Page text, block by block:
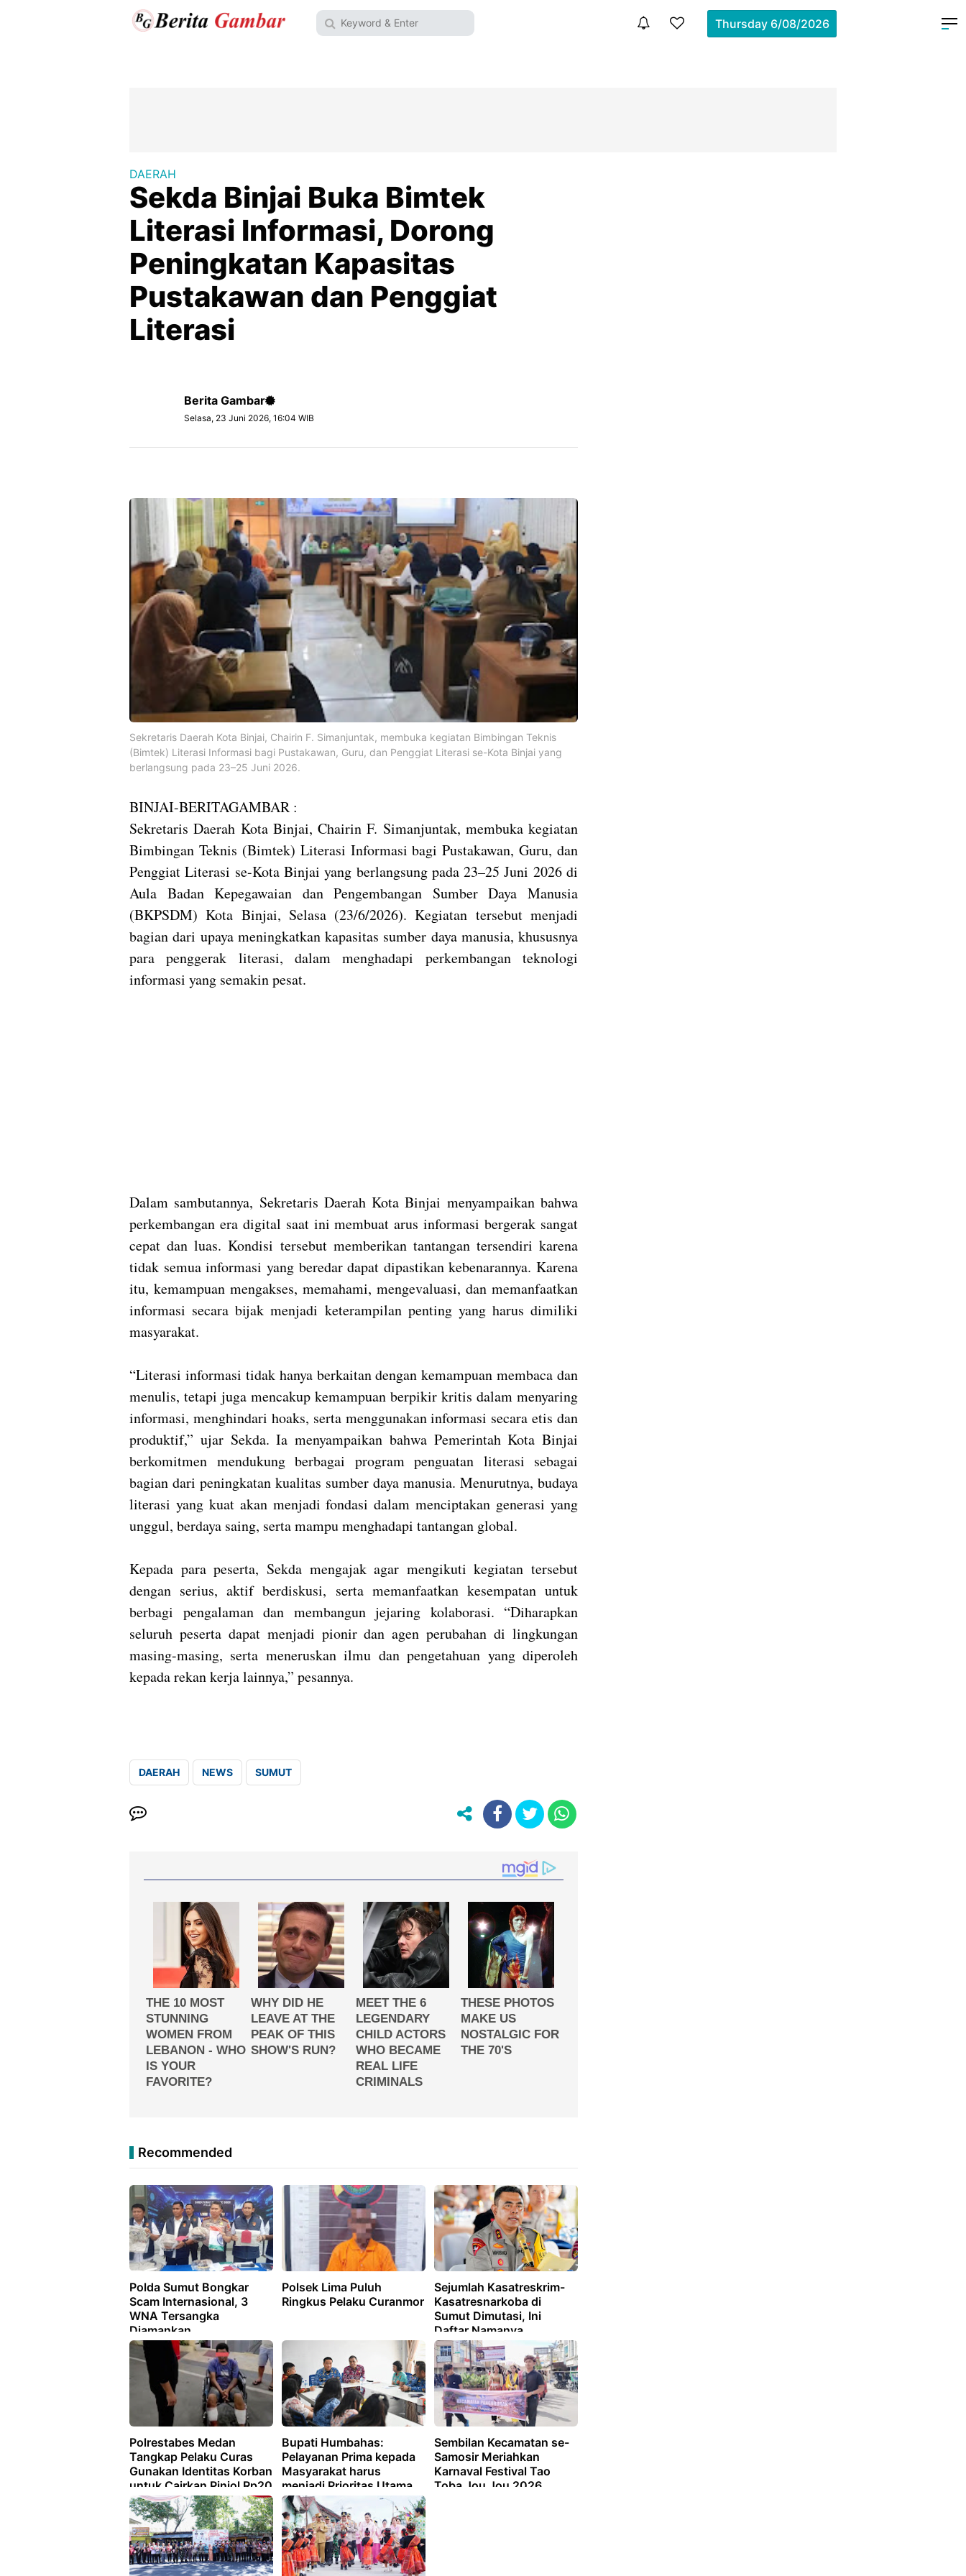
Thursday 6/08/2026
DAERAH
Sekda Binjai Buka Bimtek
Literasi Informasi, Dorong
Peningkatan Kapasitas
Pustakawan dan Penggiat
Literasi
Berita Gambar
Selasa, 23 Juni 2026, 16:04 WIB
Sekretaris Daerah Kota Binjai, Chairin F. Simanjuntak, membuka kegiatan Bimbingan Teknis
(Bimtek) Literasi Informasi bagi Pustakawan, Guru, dan Penggiat Literasi se-Kota Binjai yang
berlangsung pada 23–25 Juni 2026.
BINJAI-BERITAGAMBAR :
Sekretaris Daerah Kota Binjai, Chairin F. Simanjuntak, membuka kegiatan
Bimbingan Teknis (Bimtek) Literasi Informasi bagi Pustakawan, Guru, dan
Penggiat Literasi se-Kota Binjai yang berlangsung pada 23–25 Juni 2026 di
Aula Badan Kepegawaian dan Pengembangan Sumber Daya Manusia
(BKPSDM) Kota Binjai, Selasa (23/6/2026). Kegiatan tersebut menjadi
bagian dari upaya meningkatkan kapasitas sumber daya manusia, khususnya
para penggerak literasi, dalam menghadapi perkembangan teknologi
informasi yang semakin pesat.
Dalam sambutannya, Sekretaris Daerah Kota Binjai menyampaikan bahwa
perkembangan era digital saat ini membuat arus informasi bergerak sangat
cepat dan luas. Kondisi tersebut memberikan tantangan tersendiri karena
tidak semua informasi yang beredar dapat dipastikan kebenarannya. Karena
itu, kemampuan mengakses, memahami, mengevaluasi, dan memanfaatkan
informasi secara bijak menjadi keterampilan penting yang harus dimiliki
masyarakat.
“Literasi informasi tidak hanya berkaitan dengan kemampuan membaca dan
menulis, tetapi juga mencakup kemampuan berpikir kritis dalam menyaring
informasi, menghindari hoaks, serta menggunakan informasi secara etis dan
produktif,” ujar Sekda. Ia menyampaikan bahwa Pemerintah Kota Binjai
berkomitmen mendukung berbagai program penguatan literasi sebagai
bagian dari peningkatan kualitas sumber daya manusia. Menurutnya, budaya
literasi yang kuat akan menjadi fondasi dalam menciptakan generasi yang
unggul, berdaya saing, serta mampu menghadapi tantangan global.
Kepada para peserta, Sekda mengajak agar mengikuti kegiatan tersebut
dengan serius, aktif berdiskusi, serta memanfaatkan kesempatan untuk
berbagi pengalaman dan membangun jejaring kolaborasi. “Diharapkan
seluruh peserta dapat menjadi pionir dan agen perubahan di lingkungan
masing-masing, serta meneruskan ilmu dan pengetahuan yang diperoleh
kepada rekan kerja lainnya,” pesannya.
DAERAH NEWS SUMUT
Recommended
Polda Sumut Bongkar
Scam Internasional, 3
WNA Tersangka
Diamankan
Polsek Lima Puluh
Ringkus Pelaku Curanmor
Sejumlah Kasatreskrim-
Kasatresnarkoba di
Sumut Dimutasi, Ini
Daftar Namanya
Polrestabes Medan
Tangkap Pelaku Curas
Gunakan Identitas Korban
untuk Cairkan Pinjol Rp20
Juta
Bupati Humbahas:
Pelayanan Prima kepada
Masyarakat harus
menjadi Prioritas Utama
Sembilan Kecamatan se-
Samosir Meriahkan
Karnaval Festival Tao
Toba Jou Jou 2026